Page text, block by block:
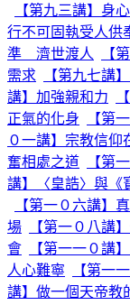
【第九三講】
行不可固執受人供
準 濟世渡人
【
需求
【第九七講
講】加強親和力
正氣的化身
【第
０一講】宗教信仰
奮相處之道
【第
講】〈皇誥〉與《
【第一０六講】
場
【第一０八講
會
【第一一０講
人心難寧
【第一
講】做一個天帝教